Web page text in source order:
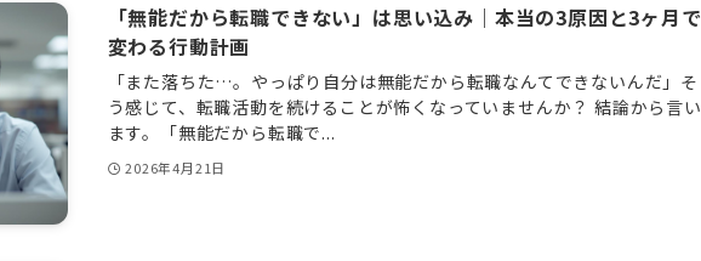
「無能だから転職できない」は思い込み｜本当の3原因と3ヶ月で
変わる行動計画
「また落ちた…。やっぱり自分は無能だから転職なんてできないんだ」そ
う感じて、転職活動を続けることが怖くなっていませんか？ 結論から言い
ます。「無能だから転職で...
2026年4月21日